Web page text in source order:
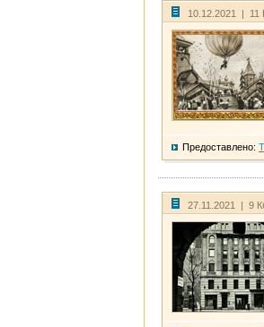
10.12.2021 | 11
Предоставлено:
27.11.2021 | 9